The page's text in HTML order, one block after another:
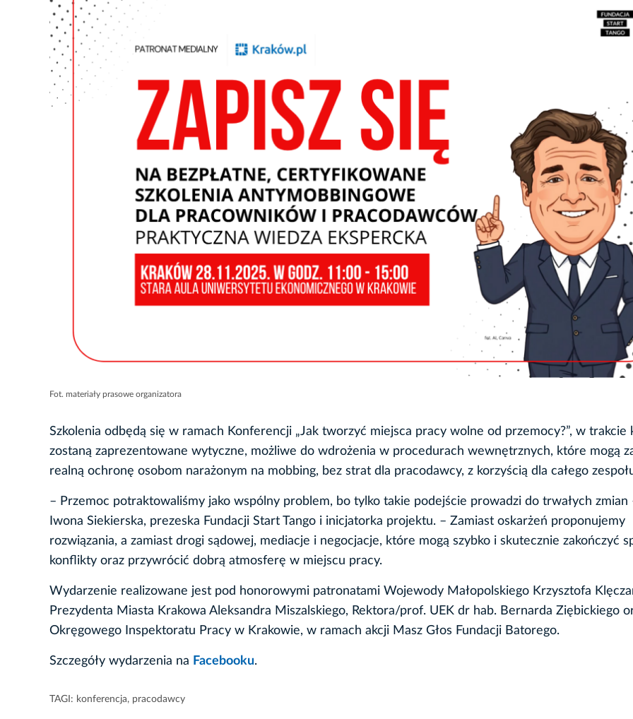
Fot. materiały prasowe organizatora
Szkolenia odbędą się w ramach Konferencji „Jak tworzyć miejsca pracy wolne od przemocy?”, w trakcie
zostaną zaprezentowane wytyczne, możliwe do wdrożenia w procedurach wewnętrznych, które mogą
realną ochronę osobom narażonym na mobbing, bez strat dla pracodawcy, z korzyścią dla całego
– Przemoc potraktowaliśmy jako wspólny problem, bo tylko takie podejście prowadzi do trwałych zmian
Iwona Siekierska, prezeska Fundacji Start Tango i inicjatorka projektu. – Zamiast oskarżeń proponujemy
rozwiązania, a zamiast drogi sądowej, mediacje i negocjacje, które mogą szybko i skutecznie zakończyć
konflikty oraz przywrócić dobrą atmosferę w miejscu pracy.
Wydarzenie realizowane jest pod honorowymi patronatami Wojewody Małopolskiego Krzysztofa
Prezydenta Miasta Krakowa Aleksandra Miszalskiego, Rektora/prof. UEK dr hab. Bernarda Ziębickiego
Okręgowego Inspektoratu Pracy w Krakowie, w ramach akcji Masz Głos Fundacji Batorego.
Szczegóły wydarzenia na Facebooku.
TAGI: konferencja, pracodawcy